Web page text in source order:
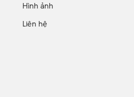
Hình ảnh
Liên hệ